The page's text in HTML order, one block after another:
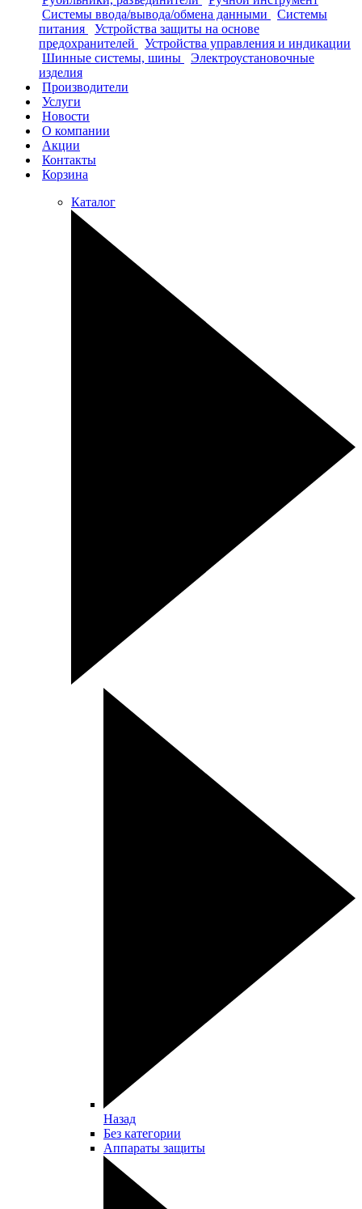
Системы ввода/вывода/обмена данными
Системы
питания
Устройства защиты на основе
предохранителей
Устройства управления и индикации
Шинные системы, шины
Электроустановочные
изделия
Производители
Услуги
Новости
О компании
Акции
Контакты
Корзина
Каталог
Назад
Без категории
Аппараты защиты